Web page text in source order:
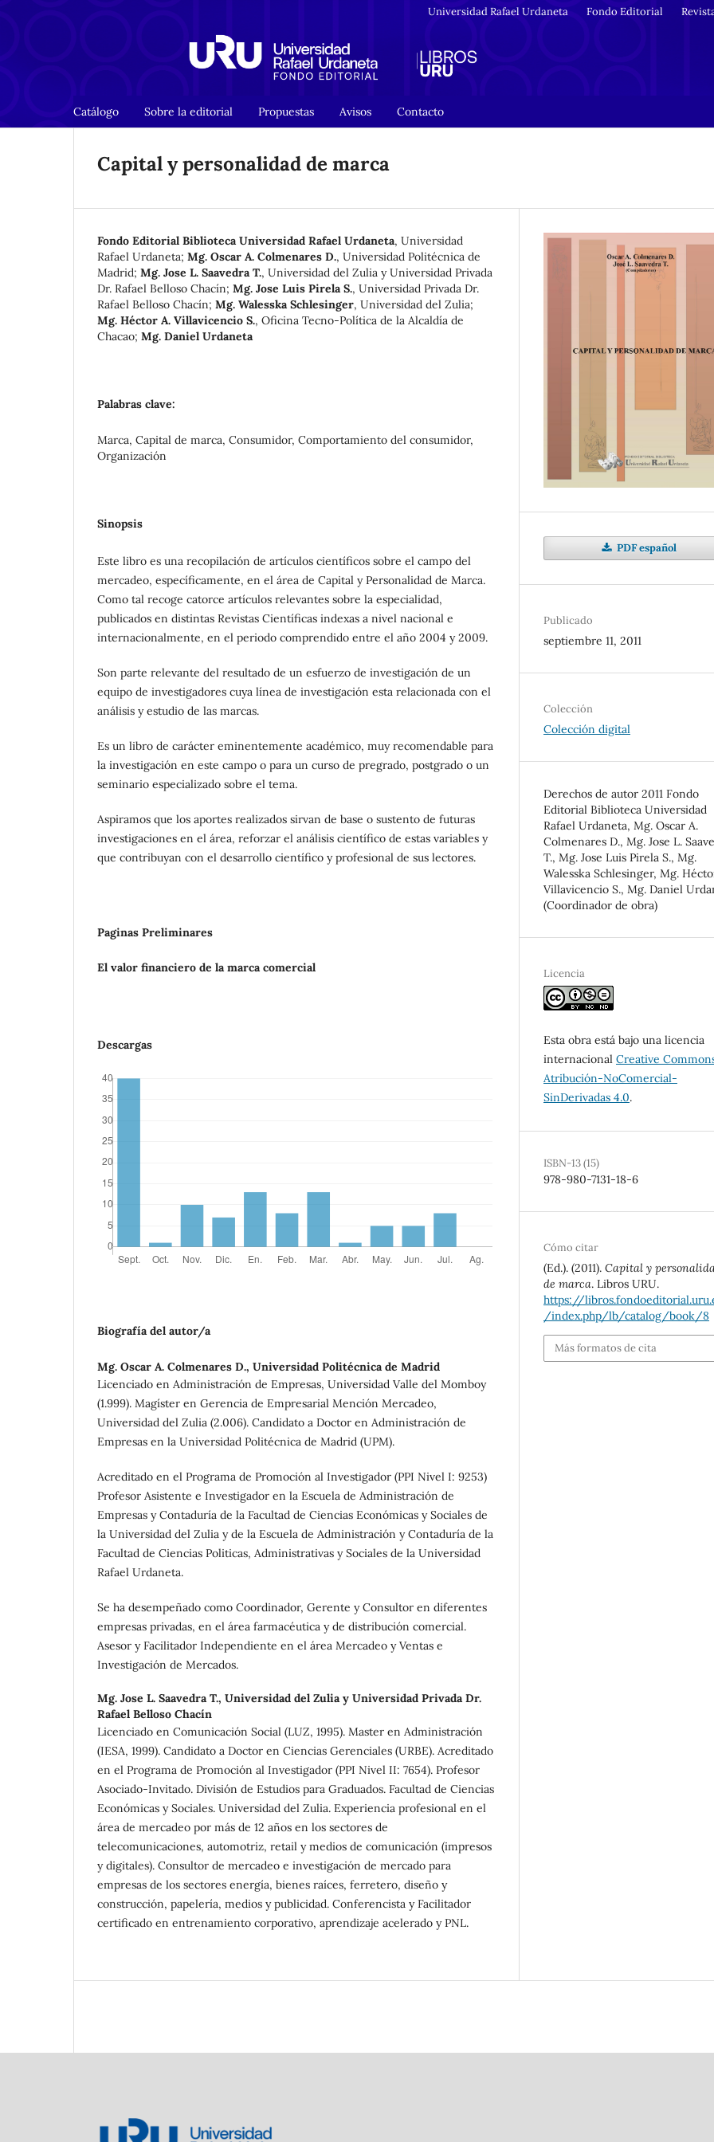
Catálogo Sobre la editorial Propuestas Avisos Contacto
Universidad Rafael Urdaneta Fondo Editorial
Capital y personalidad de marca
Fondo Editorial Biblioteca Universidad Rafael Urdaneta, Universidad
Rafael Urdaneta; Mg. Oscar A. Colmenares D., Universidad Politécnica de
Madrid; Mg. Jose L. Saavedra T., Universidad del Zulia y Universidad Privada
Dr. Rafael Belloso Chacín; Mg. Jose Luis Pirela S., Universidad Privada Dr.
Rafael Belloso Chacín; Mg. Walesska Schlesinger, Universidad del Zulia;
Mg. Héctor A. Villavicencio S., Oficina Tecno-Política de la Alcaldía de
Chacao; Mg. Daniel Urdaneta
Palabras clave:
Marca, Capital de marca, Consumidor, Comportamiento del consumidor,
Organización
Sinopsis
Este libro es una recopilación de artículos científicos sobre el campo del
mercadeo, específicamente, en el área de Capital y Personalidad de Marca.
Como tal recoge catorce artículos relevantes sobre la especialidad,
publicados en distintas Revistas Científicas indexas a nivel nacional e
internacionalmente, en el periodo comprendido entre el año 2004 y 2009.
Son parte relevante del resultado de un esfuerzo de investigación de un
equipo de investigadores cuya línea de investigación esta relacionada con el
análisis y estudio de las marcas.
Es un libro de carácter eminentemente académico, muy recomendable para
la investigación en este campo o para un curso de pregrado, postgrado o un
seminario especializado sobre el tema.
Aspiramos que los aportes realizados sirvan de base o sustento de futuras
investigaciones en el área, reforzar el análisis científico de estas variables y
que contribuyan con el desarrollo científico y profesional de sus lectores.
Paginas Preliminares
El valor financiero de la marca comercial
Descargas
Biografía del autor/a
Mg. Oscar A. Colmenares D., Universidad Politécnica de Madrid
Licenciado en Administración de Empresas, Universidad Valle del Momboy
(1.999). Magíster en Gerencia de Empresarial Mención Mercadeo,
Universidad del Zulia (2.006). Candidato a Doctor en Administración de
Empresas en la Universidad Politécnica de Madrid (UPM).
Acreditado en el Programa de Promoción al Investigador (PPI Nivel I: 9253)
Profesor Asistente e Investigador en la Escuela de Administración de
Empresas y Contaduría de la Facultad de Ciencias Económicas y Sociales de
la Universidad del Zulia y de la Escuela de Administración y Contaduría de la
Facultad de Ciencias Politicas, Administrativas y Sociales de la Universidad
Rafael Urdaneta.
Se ha desempeñado como Coordinador, Gerente y Consultor en diferentes
empresas privadas, en el área farmacéutica y de distribución comercial.
Asesor y Facilitador Independiente en el área Mercadeo y Ventas e
Investigación de Mercados.
Mg. Jose L. Saavedra T., Universidad del Zulia y Universidad Privada Dr.
Rafael Belloso Chacín
Licenciado en Comunicación Social (LUZ, 1995). Master en Administración
(IESA, 1999). Candidato a Doctor en Ciencias Gerenciales (URBE). Acreditado
en el Programa de Promoción al Investigador (PPI Nivel II: 7654). Profesor
Asociado-Invitado. División de Estudios para Graduados. Facultad de Ciencias
Económicas y Sociales. Universidad del Zulia. Experiencia profesional en el
área de mercadeo por más de 12 años en los sectores de
telecomunicaciones, automotriz, retail y medios de comunicación (impresos
y digitales). Consultor de mercadeo e investigación de mercado para
empresas de los sectores energía, bienes raíces, ferretero, diseño y
construcción, papelería, medios y publicidad. Conferencista y Facilitador
certificado en entrenamiento corporativo, aprendizaje acelerado y PNL.
PDF español
Publicado
septiembre 11, 2011
Colección
Colección digital
Derechos de autor 2011 Fondo
Editorial Biblioteca Universidad
Rafael Urdaneta, Mg. Oscar A.
Colmenares D., Mg. Jose L.
T., Mg. Jose Luis Pirela S., Mg.
Walesska Schlesinger, Mg.
Villavicencio S., Mg. Daniel
(Coordinador de obra)
Licencia
Esta obra está bajo una licencia
internacional Creative
Atribución-NoComercial-
SinDerivadas 4.0.
ISBN-13 (15)
978-980-7131-18-6
Cómo citar
(Ed.). (2011). Capital y
de marca. Libros URU.
https://
/index.php/lb/catalog/book/8
Más formatos de cita